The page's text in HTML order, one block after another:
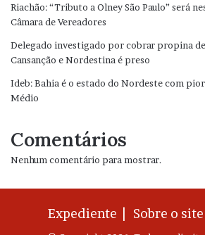
Riachão: “Tributo a Olney São Paulo” será
Câmara de Vereadores
Delegado investigado por cobrar propina
Cansanção e Nordestina é preso
Ideb: Bahia é o estado do Nordeste com
Médio
Comentários
Nenhum comentário para mostrar.
Expediente | Sobre o